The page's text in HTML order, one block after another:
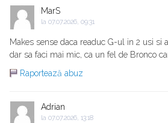
MarS
la 07.07.2026, 09:31
Makes sense daca readuc G-ul in 2 usi si
dar sa faci mai mic, ca un fel de Bronco
Raportează abuz
Adrian
la 07.07.2026, 13:18